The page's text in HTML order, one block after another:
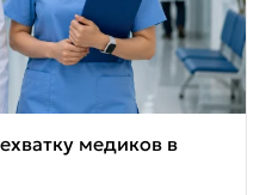
медиков в